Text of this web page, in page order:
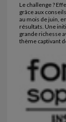
Le challenge ?
grâce aux
au mois de juin,
résultats. Une
grande richesse
thème captivant